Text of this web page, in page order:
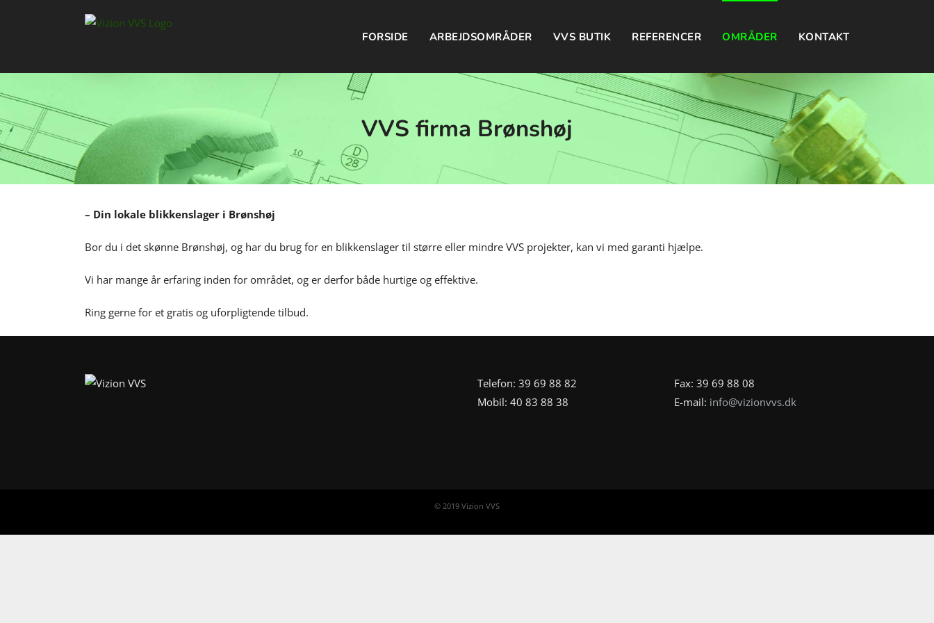
FORSIDE ARBEJDSOMRÅDER VVS BUTIK REFERENCER OMRÅDER KONTAKT
VVS firma Brønshøj
– Din lokale blikkenslager i Brønshøj
Bor du i det skønne Brønshøj, og har du brug for en blikkenslager til større eller mindre VVS projekter, kan vi med garanti hjælpe.
Vi har mange år erfaring inden for området, og er derfor både hurtige og effektive.
Ring gerne for et gratis og uforpligtende tilbud.
Telefon: 39 69 88 82
Mobil: 40 83 88 38
Fax: 39 69 88 08
E-mail: info@vizionvvs.dk
© 2019 Vizion VVS